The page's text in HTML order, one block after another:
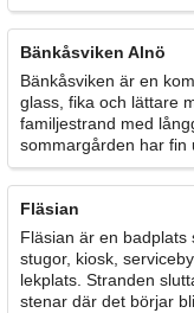
Bänkåsviken Alnö
Bänkåsviken är en
glass, fika och lättare
familjestrand med
sommargården har fin
Fläsian
Fläsian är en badplats
stugor, kiosk,
lekplats. Stranden
stenar där det börjar